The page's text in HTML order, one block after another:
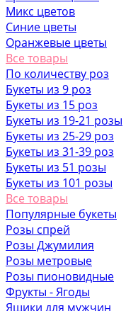
Микс цветов
Синие цветы
Оранжевые цветы
Все товары
По количеству роз
Букеты из 9 роз
Букеты из 15 роз
Букеты из 19-21 розы
Букеты из 25-29 роз
Букеты из 31-39 роз
Букеты из 51 розы
Букеты из 101 розы
Все товары
Популярные букеты
Розы спрей
Розы Джумилия
Розы метровые
Розы пионовидные
Фрукты - Ягоды
Ящики для мужчин